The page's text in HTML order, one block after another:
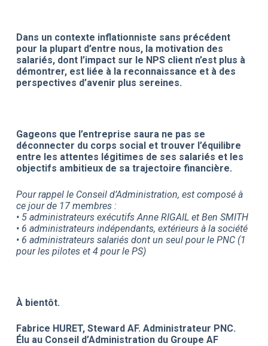
Dans un contexte inflationniste sans précédent
pour la plupart d’entre nous, la motivation des
salariés, dont l’impact sur le NPS client n’est plus à
démontrer, est liée à la reconnaissance et à des
perspectives d’avenir plus sereines.
Gageons que l’entreprise saura ne pas se
déconnecter du corps social et trouver l’équilibre
entre les attentes légitimes de ses salariés et les
objectifs ambitieux de sa trajectoire financière.
Pour rappel le Conseil d’Administration, est composé à
ce jour de 17 membres :
• 5 administrateurs exécutifs Anne RIGAIL et Ben SMITH
• 6 administrateurs indépendants, extérieurs à la société
• 6 administrateurs salariés dont un seul pour le PNC (1
pour les pilotes et 4 pour le PS)
À bientôt.
Fabrice HURET, Steward AF. Administrateur PNC.
Élu au Conseil d’Administration du Groupe AF